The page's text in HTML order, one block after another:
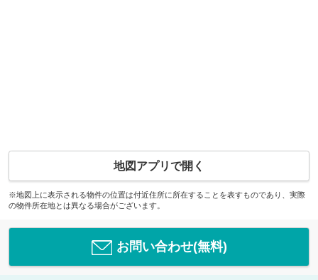
地図アプリで開く
※地図上に表示される物件の位置は付近住所に所在することを表すものであり、実際
の物件所在地とは異なる場合がございます。
お問い合わせ(無料)